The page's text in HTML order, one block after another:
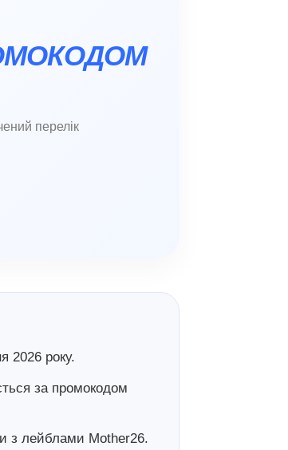
перелік
2026 року.
за промокодом
з лейблами Mother26.